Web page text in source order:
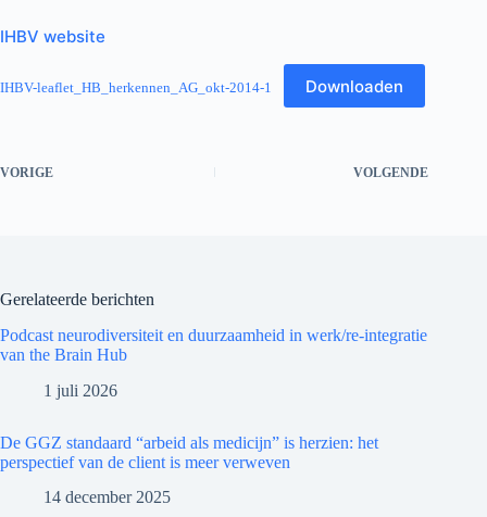
IHBV website
IHBV-leaflet_HB_herkennen_AG_okt-2014-1 Downloaden
VORIGE VOLGENDE
Gerelateerde berichten
Podcast neurodiversiteit en duurzaamheid in werk/re-integratie
van the Brain Hub
1 juli 2026
De GGZ standaard “arbeid als medicijn” is herzien: het
perspectief van de client is meer verweven
14 december 2025